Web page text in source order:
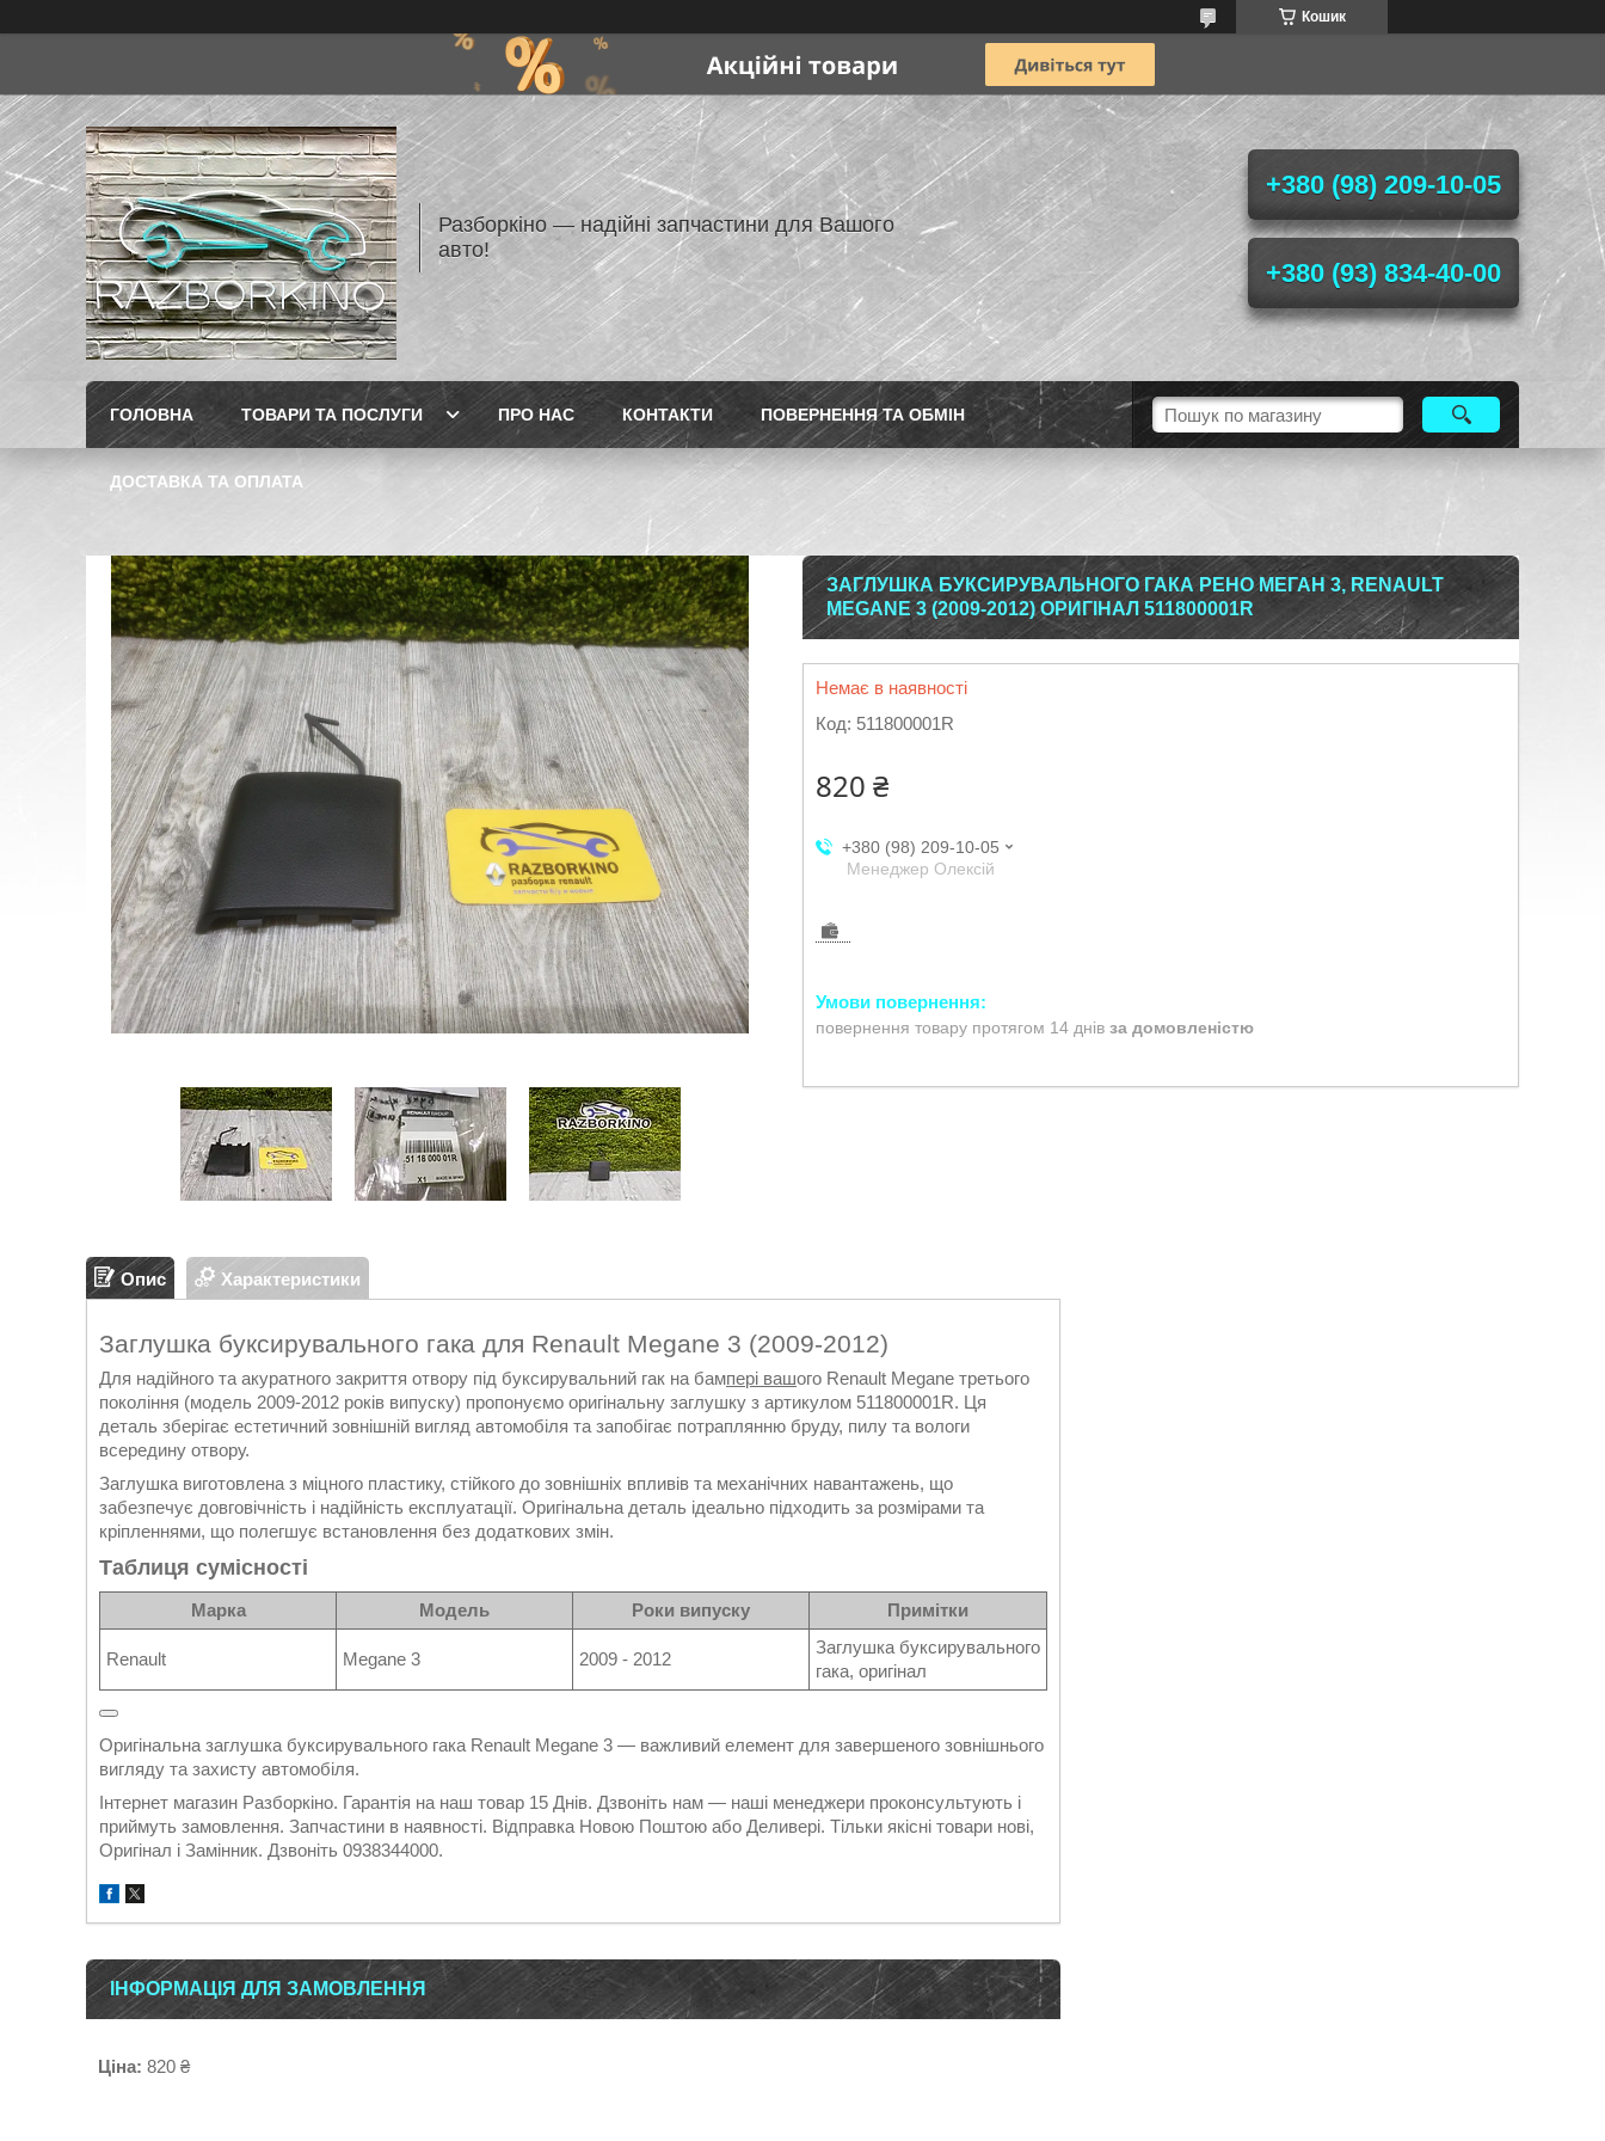
Кошик
Разборкіно — надійні запчастини для Вашого
авто!
+380 (98) 209-10-05
+380 (93) 834-40-00
ГОЛОВНА ТОВАРИ ТА ПОСЛУГИ ПРО НАС КОНТАКТИ ПОВЕРНЕННЯ ТА ОБМІН
ДОСТАВКА ТА ОПЛАТА
ЗАГЛУШКА БУКСИРУВАЛЬНОГО ГАКА РЕНО МЕГАН 3, RENAULT
MEGANE 3 (2009-2012) ОРИГІНАЛ 511800001R
Немає в наявності
Код: 511800001R
820 ₴
+380 (98) 209-10-05
Менеджер Олексій
повернення товару протягом 14 днів за домовленістю
Опис Характеристики
Заглушка буксирувального гака для Renault Megane 3 (2009-2012)
Для надійного та акуратного закриття отвору під буксирувальний гак на бампері вашого Renault Megane третього
покоління (модель 2009-2012 років випуску) пропонуємо оригінальну заглушку з артикулом 511800001R. Ця
деталь зберігає естетичний зовнішній вигляд автомобіля та запобігає потраплянню бруду, пилу та вологи
всередину отвору.
Заглушка виготовлена з міцного пластику, стійкого до зовнішніх впливів та механічних навантажень, що
забезпечує довговічність і надійність експлуатації. Оригінальна деталь ідеально підходить за розмірами та
кріпленнями, що полегшує встановлення без додаткових змін.
Таблиця сумісності
Марка Модель Роки випуску Примітки
Renault Megane 3 2009 - 2012
Заглушка буксирувального
гака, оригінал
Оригінальна заглушка буксирувального гака Renault Megane 3 — важливий елемент для завершеного зовнішнього
вигляду та захисту автомобіля.
Інтернет магазин Разборкіно. Гарантія на наш товар 15 Днів. Дзвоніть нам — наші менеджери проконсультують і
приймуть замовлення. Запчастини в наявності. Відправка Новою Поштою або Деливері. Тільки якісні товари нові,
Оригінал і Замінник. Дзвоніть 0938344000.
ІНФОРМАЦІЯ ДЛЯ ЗАМОВЛЕННЯ
Ціна: 820 ₴